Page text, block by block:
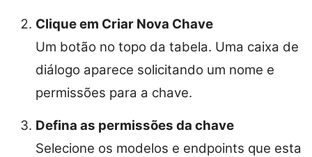
Clique em Criar Nova Chave
Um botão no topo da tabela. Uma caixa de
diálogo aparece solicitando um nome e
permissões para a chave.
Defina as permissões da chave
Selecione os modelos e endpoints que esta